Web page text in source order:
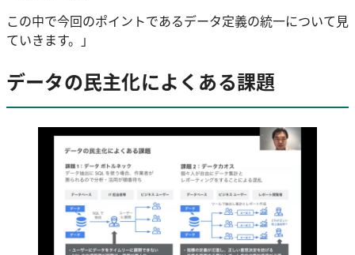
この中で今回のポイントであるデータ定義の統一について見
ていきます。」
データの民主化によくある課題